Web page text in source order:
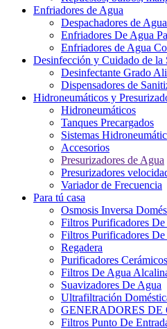
Enfriadores de Agua
Despachadores de
Enfriadores De Agua
Enfriadores de Agua
Desinfección y Cuidado de la
Desinfectante Grado
Dispensadores de
Hidroneumáticos y
Hidroneumáticos
Tanques Precargados
Sistemas
Accesorios
Presurizadores de Agua
Presurizadores
Variador de Frecuencia
Para tú casa
Osmosis Inversa
Filtros Purificadores
Filtros Purificadores
Regadera
Purificadores Cerámicos
Filtros De Agua
Suavizadores De Agua
Ultrafiltración
GENERADORES DE
Filtros Punto De